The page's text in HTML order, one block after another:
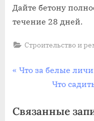
Дайте бетону
течение 28 дней.
Строительство и
Навигация
записям
П
д
Что за белые
С
е
Что
Связанные